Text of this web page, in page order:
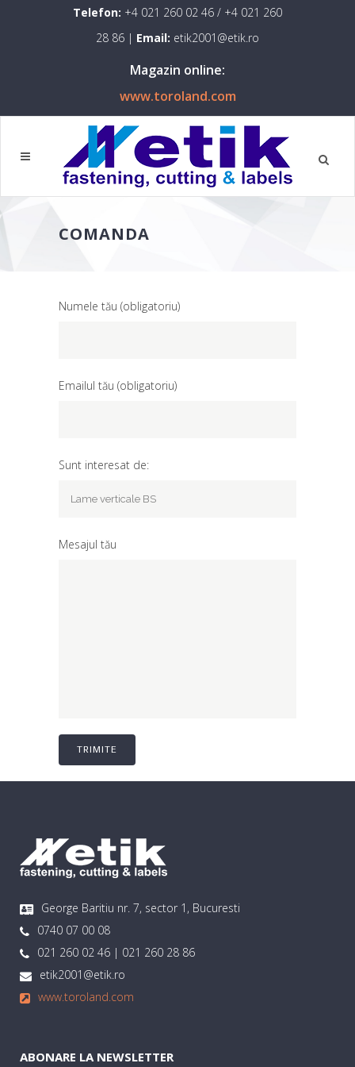
Telefon: +4 021 260 02 46 / +4 021 260
28 86 | Email: etik2001@etik.ro
Magazin online:
www.toroland.com
COMANDA
Numele tău (obligatoriu)
Emailul tău (obligatoriu)
Sunt interesat de:
Mesajul tău
George Baritiu nr. 7, sector 1, Bucuresti
0740 07 00 08
021 260 02 46 | 021 260 28 86
etik2001@etik.ro
www.toroland.com
ABONARE LA NEWSLETTER